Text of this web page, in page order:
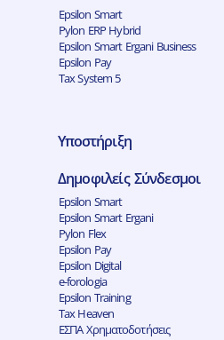
Epsilon Smart
Pylon ERP Hybrid
Epsilon Smart Ergani Business
Epsilon Pay
Tax System 5
Υποστήριξη
Δημοφιλείς Σύνδεσμοι
Epsilon Smart
Epsilon Smart Ergani
Pylon Flex
Epsilon Pay
Epsilon Digital
e-forologia
Epsilon Training
Tax Heaven
ΕΣΠΑ Χρηματοδοτήσεις